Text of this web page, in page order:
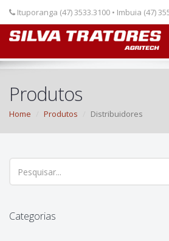
Ituporanga (47) 3533.3100 • Imbuia (47)
Array ( [p] => produtos [cat] =>
Produtos
Home Produtos Distribuidores
Categorias